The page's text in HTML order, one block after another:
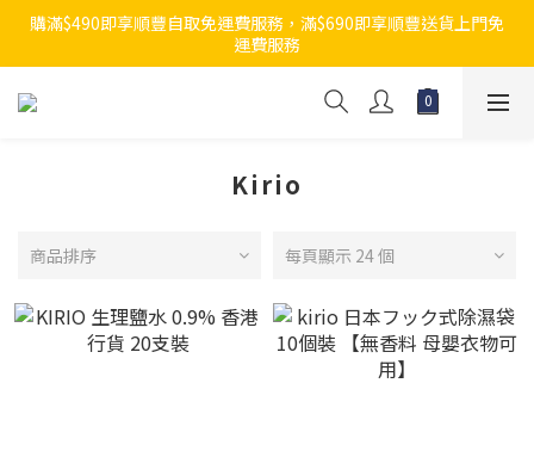
購滿$490即享順豐自取免運費服務，滿$690即享順豐送貨上門免
運費服務
Kirio
商品排序 每頁顯示 24 個